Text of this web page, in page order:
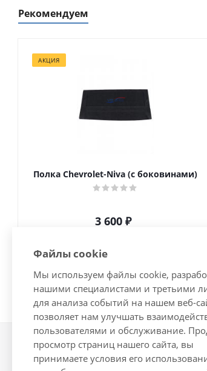
Рекомендуем
АКЦИЯ
Полка Chevrolet-Niva (с боковинами)
3 600 ₽
2026 © Интернет-магазин
Файлы cookie
Мы используем файлы cookie,
нашими специалистами и третьими
для анализа событий на нашем веб-
позволяет нам улучшать
пользователями и обслуживание.
просмотр страниц нашего сайта, вы
принимаете условия его